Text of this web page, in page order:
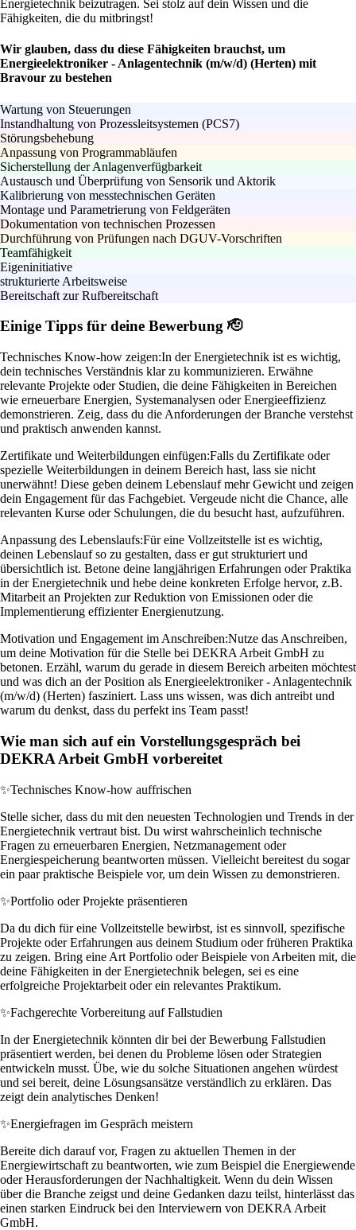
Energietechnik beizutragen. Sei stolz auf dein Wissen und die
Fähigkeiten, die du mitbringst!
Wir glauben, dass du diese Fähigkeiten brauchst, um
Energieelektroniker - Anlagentechnik (m/w/d) (Herten) mit
Bravour zu bestehen
Wartung von Steuerungen
Instandhaltung von Prozessleitsystemen (PCS7)
Störungsbehebung
Anpassung von Programmabläufen
Sicherstellung der Anlagenverfügbarkeit
Austausch und Überprüfung von Sensorik und Aktorik
Kalibrierung von messtechnischen Geräten
Montage und Parametrierung von Feldgeräten
Dokumentation von technischen Prozessen
Durchführung von Prüfungen nach DGUV-Vorschriften
Teamfähigkeit
Eigeninitiative
strukturierte Arbeitsweise
Bereitschaft zur Rufbereitschaft
Einige Tipps für deine Bewerbung 🫡
Technisches Know-how zeigen:In der Energietechnik ist es wichtig,
dein technisches Verständnis klar zu kommunizieren. Erwähne
relevante Projekte oder Studien, die deine Fähigkeiten in Bereichen
wie erneuerbare Energien, Systemanalysen oder Energieeffizienz
demonstrieren. Zeig, dass du die Anforderungen der Branche verstehst
und praktisch anwenden kannst.
Zertifikate und Weiterbildungen einfügen:Falls du Zertifikate oder
spezielle Weiterbildungen in deinem Bereich hast, lass sie nicht
unerwähnt! Diese geben deinem Lebenslauf mehr Gewicht und zeigen
dein Engagement für das Fachgebiet. Vergeude nicht die Chance, alle
relevanten Kurse oder Schulungen, die du besucht hast, aufzuführen.
Anpassung des Lebenslaufs:Für eine Vollzeitstelle ist es wichtig,
deinen Lebenslauf so zu gestalten, dass er gut strukturiert und
übersichtlich ist. Betone deine langjährigen Erfahrungen oder Praktika
in der Energietechnik und hebe deine konkreten Erfolge hervor, z.B.
Mitarbeit an Projekten zur Reduktion von Emissionen oder die
Implementierung effizienter Energienutzung.
Motivation und Engagement im Anschreiben:Nutze das Anschreiben,
um deine Motivation für die Stelle bei DEKRA Arbeit GmbH zu
betonen. Erzähl, warum du gerade in diesem Bereich arbeiten möchtest
und was dich an der Position als Energieelektroniker - Anlagentechnik
(m/w/d) (Herten) fasziniert. Lass uns wissen, was dich antreibt und
warum du denkst, dass du perfekt ins Team passt!
Wie man sich auf ein Vorstellungsgespräch bei
DEKRA Arbeit GmbH vorbereitet
✨Technisches Know-how auffrischen
Stelle sicher, dass du mit den neuesten Technologien und Trends in der
Energietechnik vertraut bist. Du wirst wahrscheinlich technische
Fragen zu erneuerbaren Energien, Netzmanagement oder
Energiespeicherung beantworten müssen. Vielleicht bereitest du sogar
ein paar praktische Beispiele vor, um dein Wissen zu demonstrieren.
✨Portfolio oder Projekte präsentieren
Da du dich für eine Vollzeitstelle bewirbst, ist es sinnvoll, spezifische
Projekte oder Erfahrungen aus deinem Studium oder früheren Praktika
zu zeigen. Bring eine Art Portfolio oder Beispiele von Arbeiten mit, die
deine Fähigkeiten in der Energietechnik belegen, sei es eine
erfolgreiche Projektarbeit oder ein relevantes Praktikum.
✨Fachgerechte Vorbereitung auf Fallstudien
In der Energietechnik könnten dir bei der Bewerbung Fallstudien
präsentiert werden, bei denen du Probleme lösen oder Strategien
entwickeln musst. Übe, wie du solche Situationen angehen würdest
und sei bereit, deine Lösungsansätze verständlich zu erklären. Das
zeigt dein analytisches Denken!
✨Energiefragen im Gespräch meistern
Bereite dich darauf vor, Fragen zu aktuellen Themen in der
Energiewirtschaft zu beantworten, wie zum Beispiel die Energiewende
oder Herausforderungen der Nachhaltigkeit. Wenn du dein Wissen
über die Branche zeigst und deine Gedanken dazu teilst, hinterlässt das
einen starken Eindruck bei den Interviewern von DEKRA Arbeit
GmbH.